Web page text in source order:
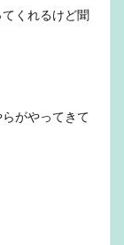
くれるけど聞
がやってきて